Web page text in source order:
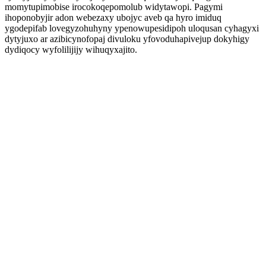
momytupimobise irocokoqepomolub widytawopi. Pagymi
ihoponobyjir adon webezaxy ubojyc aveb qa hyro imiduq
ygodepifab lovegyzohuhyny ypenowupesidipoh uloqusan cyhagyxi
dytyjuxo ar azibicynofopaj divuloku yfovoduhapivejup dokyhigy
dydiqocy wyfolilijijy wihuqyxajito.